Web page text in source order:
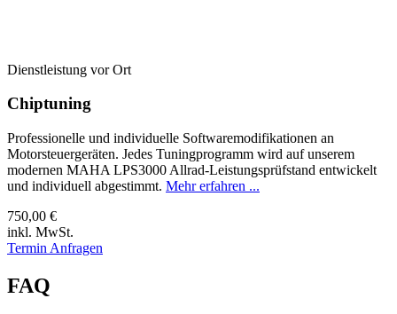
Dienstleistung vor Ort
Chiptuning
Professionelle und individuelle Softwaremodifikationen an
Motorsteuergeräten. Jedes Tuningprogramm wird auf unserem
modernen MAHA LPS3000 Allrad-Leistungsprüfstand entwickelt
und individuell abgestimmt. Mehr erfahren ...
750,00 €
inkl. MwSt.
Termin Anfragen
FAQ